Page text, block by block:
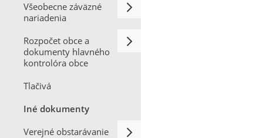
Všeobecne záväzné
nariadenia
Rozpočet obce a
dokumenty hlavného
kontrolóra obce
Tlačivá
Iné dokumenty
Verejné obstarávanie